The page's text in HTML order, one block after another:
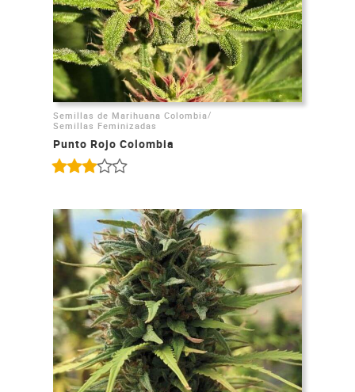
Semillas de Marihuana Colombia/
Semillas Feminizadas
Punto Rojo Colombia